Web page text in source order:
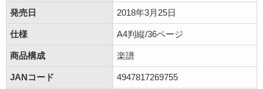
発売日 2018年3月25日
仕様 A4判縦/36ページ
商品構成 楽譜
JANコード 4947817269755